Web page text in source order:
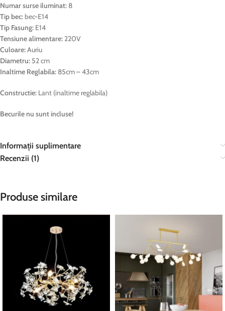
Numar surse iluminat: 8
Tip bec: bec-E14
Tip Fasung: E14
Tensiune alimentare: 220V
Culoare:Auriu
Diametru: 52 cm
Inaltime Reglabila: 85cm – 43cm
Constructie: Lant (inaltime reglabila)
Becurile nu sunt incluse!
Informații suplimentare
Recenzii (1)
Produse similare